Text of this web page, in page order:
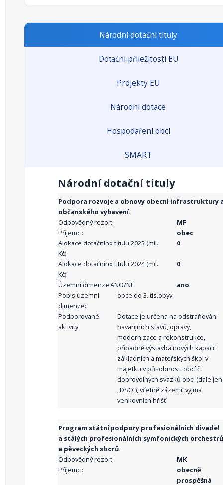
Národní dotační tituly
Dotační příležitosti EU
Projekty EU
Národní dotace
Hospodaření obcí
SMART
Národní dotační tituly
Podpora rozvoje a obnovy obecní infrastruktury
občanského vybavení.
Odpovědný rezort:
MF
Příjemci:
obec
Alokace dotačního titulu 2023 (mil.
Kč):
0
Alokace dotačního titulu 2024 (mil.
Kč):
0
Územní dimenze ANO/NE:
ano
Popis územní
dimenze:
obce do 3. tis.obyv.
Podporované
aktivity:
Dotace je určena na odstraňování
havarijních stavů, opravy,
modernizace a rekonstrukce,
případně výstavba nových kapacit
základních a mateřských škol v
majetku v působnosti obcí či
dobrovolných svazků obcí (dále jen
„DSO“), včetně zázemí, vyjma
venkovních hřišť.
Program státní podpory profesionálních divadel
a stálých profesionálních symfonických orchestrů
a pěveckých sborů.
Odpovědný rezort:
MK
Příjemci:
obecně
prospěšná